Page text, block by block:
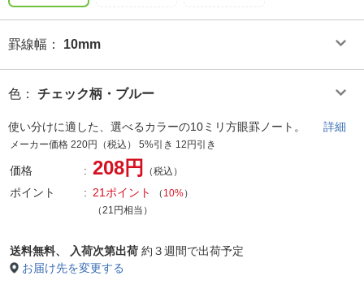
罫線幅 ： 10mm
色 ： チェック柄・ブルー
使い分けに適した、選べるカラーの10ミリ方眼罫ノート。 詳細
メーカー価格 220円（税込） 5%引き 12円引き
価格 208円 （税込）
ポイント 21ポイント （ 10%）
（21円相当）
送料無料、 入荷次第出荷 約３週間で出荷予定
お届け先を変更する